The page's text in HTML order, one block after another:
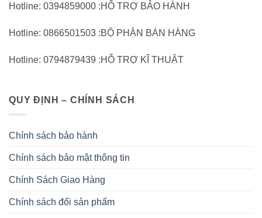
Hotline: 0394859000 :HỖ TRỢ BẢO HÀNH
Hotline: 0866501503 :BỘ PHẬN BÁN HÀNG
Hotline: 0794879439 :HỖ TRỢ KĨ THUẬT
QUY ĐỊNH – CHÍNH SÁCH
Chính sách bảo hành
Chính sách bảo mật thông tin
Chính Sách Giao Hàng
Chính sách đổi sản phẩm